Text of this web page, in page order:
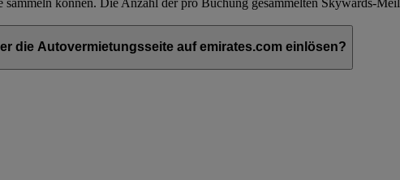
die Autovermietungsseite auf emirates.com einlösen?